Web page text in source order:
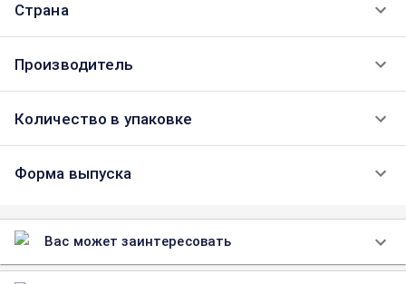
Страна
Производитель
Количество в упаковке
Форма выпуска
Вас может заинтересовать